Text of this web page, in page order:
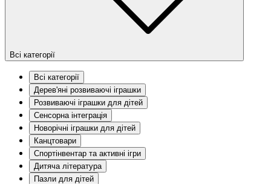
Всі категорії
Всі категорії
Дерев'яні розвиваючі іграшки
Розвиваючі іграшки для дітей
Сенсорна інтеграція
Новорічні іграшки для дітей
Канцтовари
Спортінвентар та активні ігри
Дитяча література
Пазли для дітей